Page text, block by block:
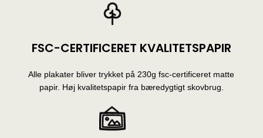
FSC-CERTIFICERET KVALITETSPAPIR
Alle plakater bliver trykket på 230g fsc-certificeret matte
papir. Høj kvalitetspapir fra bæredygtigt skovbrug.